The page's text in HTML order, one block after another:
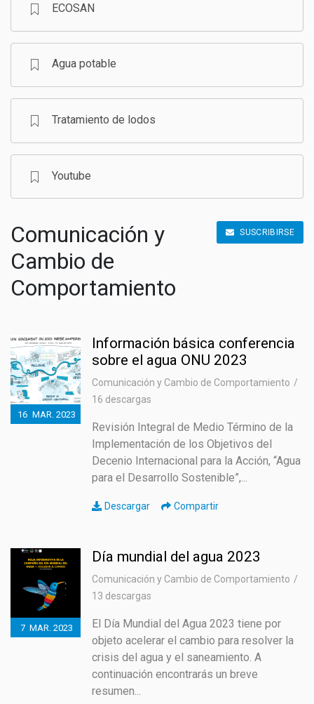
ECOSAN
Agua potable
Tratamiento de lodos
Youtube
Comunicación y
Cambio de
Comportamiento
SUSCRIBIRSE
16 MAR. 2023
Información básica conferencia
sobre el agua ONU 2023
Comunicación y Cambio de Comportamiento
16 descargas
Revisión Integral de Medio Término de la
Implementación de los Objetivos del
Decenio Internacional para la Acción, “Agua
para el Desarrollo Sostenible”,...
Descargar Compartir
7 MAR. 2023
Día mundial del agua 2023
Comunicación y Cambio de Comportamiento
13 descargas
El Día Mundial del Agua 2023 tiene por
objeto acelerar el cambio para resolver la
crisis del agua y el saneamiento. A
continuación encontrarás un breve
resumen...